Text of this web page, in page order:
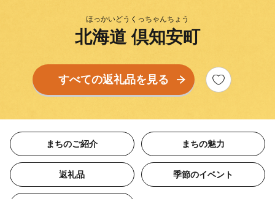
ほっかいどうくっちゃんちょう
北海道 倶知安町
すべての返礼品を見る
まちのご紹介 まちの魅力
返礼品 季節のイベント